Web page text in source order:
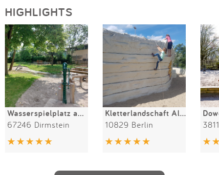
HIGHLIGHTS
Wasserspielplatz am Eckbach
67246 Dirmstein
Kletterlandschaft Alpen und Ruine Schöneberger Schleife
10829 Berlin